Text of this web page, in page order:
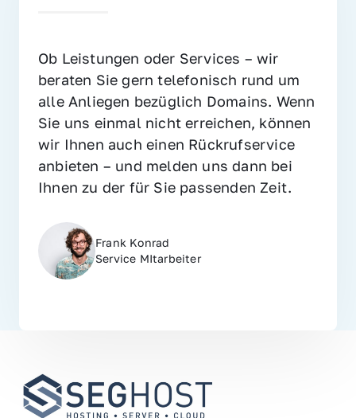
Ob Leistungen oder Services – wir
beraten Sie gern telefonisch rund um
alle Anliegen bezüglich Domains. Wenn
Sie uns einmal nicht erreichen, können
wir Ihnen auch einen Rückrufservice
anbieten – und melden uns dann bei
Ihnen zu der für Sie passenden Zeit.
Frank Konrad
Service MItarbeiter